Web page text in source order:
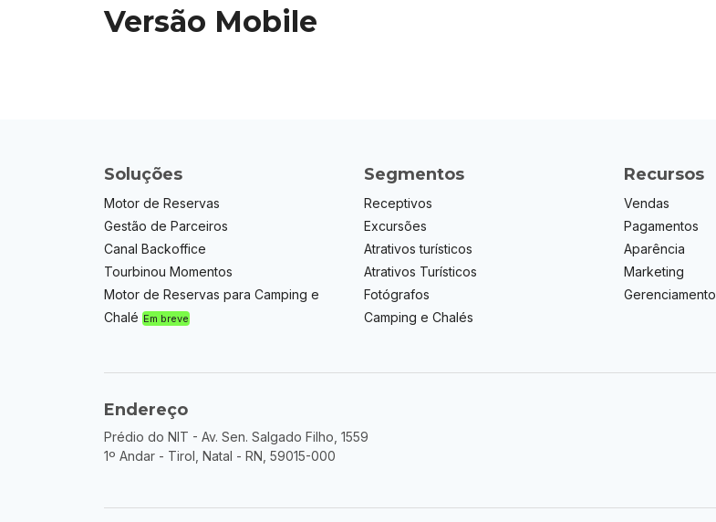
Versão Mobile
Soluções
Motor de Reservas
Gestão de Parceiros
Canal Backoffice
Tourbinou Momentos
Motor de Reservas para Camping e
Chalé Em breve
Segmentos
Receptivos
Excursões
Atrativos turísticos
Atrativos Turísticos
Fotógrafos
Camping e Chalés
Recursos
Vendas
Pagamentos
Aparência
Marketing
Gerenciamento
Endereço
Prédio do NIT - Av. Sen. Salgado Filho, 1559
1º Andar - Tirol, Natal - RN, 59015-000